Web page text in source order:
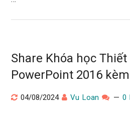
Share Khóa học
PowerPoint 2016
04/08/2024 Vu Loan 0